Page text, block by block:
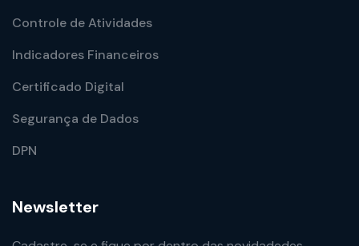
Controle de Atividades
Indicadores Financeiros
Certificado Digital
Segurança de Dados
DPN
Newsletter